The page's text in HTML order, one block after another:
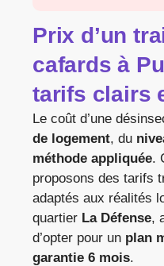
Prix d’un
cafards à
tarifs clairs
Le coût d’une
de logement, du
méthode appliquée.
proposons des tarifs
adaptés aux réalités
quartier La Défense,
d’opter pour un plan
garantie 6 mois.